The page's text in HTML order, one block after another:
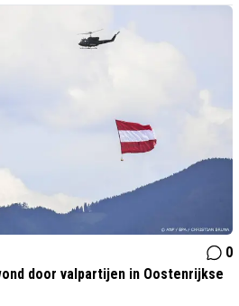
0
door valpartijen in Oostenrijkse